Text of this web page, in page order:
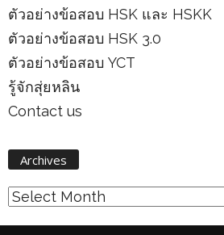
ตัวอย่างข้อสอบ HSK และ HSKK
ตัวอย่างข้อสอบ HSK 3.0
ตัวอย่างข้อสอบ YCT
รู้จักสุ่ยหลิน
Contact us
Archives